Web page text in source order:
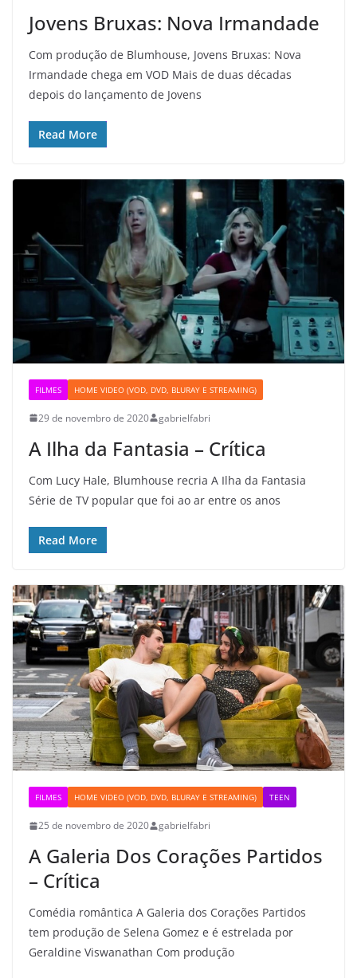
Jovens Bruxas: Nova Irmandade
Com produção de Blumhouse, Jovens Bruxas: Nova
Irmandade chega em VOD Mais de duas décadas
depois do lançamento de Jovens
Read More
FILMES HOME VIDEO (VOD, DVD, BLURAY E STREAMING)
29 de novembro de 2020 gabrielfabri
A Ilha da Fantasia – Crítica
Com Lucy Hale, Blumhouse recria A Ilha da Fantasia
Série de TV popular que foi ao ar entre os anos
Read More
FILMES HOME VIDEO (VOD, DVD, BLURAY E STREAMING) TEEN
25 de novembro de 2020 gabrielfabri
A Galeria Dos Corações Partidos
– Crítica
Comédia romântica A Galeria dos Corações Partidos
tem produção de Selena Gomez e é estrelada por
Geraldine Viswanathan Com produção